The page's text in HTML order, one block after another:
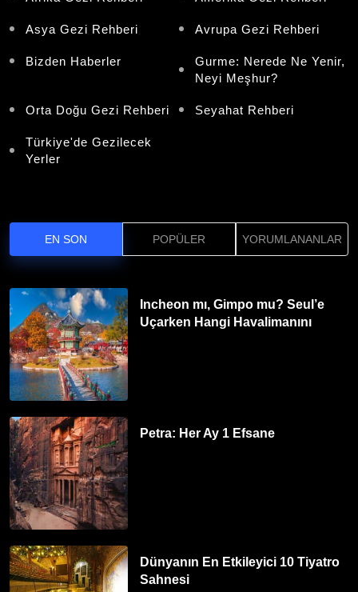
Asya Gezi Rehberi Avrupa Gezi Rehberi
Bizden Haberler
Gurme: Nerede Ne Yenir,
Neyi Meşhur?
Orta Doğu Gezi Rehberi Seyahat Rehberi
Türkiye'de Gezilecek
Yerler
EN SON POPÜLER YORUMLANANLAR
Incheon mı, Gimpo mu? Seul’e
Uçarken Hangi Havalimanını
Petra: Her Ay 1 Efsane
Dünyanın En Etkileyici 10 Tiyatro
Sahnesi